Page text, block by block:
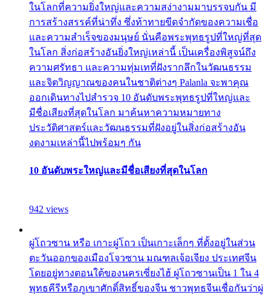
ในโลกที่ความยิ่งใหญ่และความสง่างามมาบรรจบกัน มี
การสร้างสรรค์ที่น่าทึ่ง ซึ่งท้าทายขีดจำกัดของความเชื่อ
และความสำเร็จของมนุษย์ นั่นคือพระพุทธรูปที่ใหญ่ที่สุด
ในโลก สิ่งก่อสร้างอันยิ่งใหญ่เหล่านี้ เป็นเครื่องพิสูจน์ถึง
ความศรัทธา และความทุ่มเทที่ฝังรากลึกในวัฒนธรรม
และจิตวิญญาณของคนในชาติต่างๆ Palanla จะพาคุณ
ออกเดินทางไปสำรวจ 10 อันดับพระพุทธรูปที่ใหญ่และ
มีชื่อเสียงที่สุดในโลก มาค้นหาความหมายทาง
ประวัติศาสตร์และวัฒนธรรมที่ฝังอยู่ในสิ่งก่อสร้างอัน
งดงามเหล่านี้ไปพร้อมๆ กัน
10 อันดับพระใหญ่และมีชื่อเสียงที่สุดในโลก
942 views
ผู่โถวซาน หรือ เกาะผู่โถว เป็นเกาะเล็กๆ ที่ตั้งอยู่ในส่วน
ตะวันออกของเมืองโจวซาน มณฑลเจ้อเจียง ประเทศจีน
โดยอยู่ทางตอนใต้ของนครเซี่ยงไฮ้ ผู่โถวซานเป็น 1 ใน 4
พุทธคีรีหรือภูเขาศักดิ์สิทธิ์ของจีน ชาวพุทธจีนเชื่อกันว่าผู่